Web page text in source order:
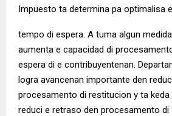
Impuesto ta determina pa optimalisa
tempo di espera. A tuma algun
aumenta e capacidad di
espera di e contribuyentenan.
logra avancenan importante den
procesamento di restitucion y ta
reduci e retraso den procesamento di